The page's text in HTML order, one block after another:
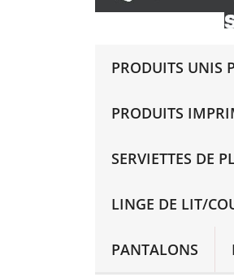
PRODUITS UNIS
PRODUITS
SERVIETTES DE
LINGE DE LIT/
PANTALONS